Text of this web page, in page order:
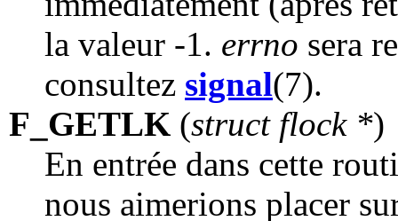
la valeur -1. errno sera
consultez signal(7).
F_GETLK (struct flock *)
En entrée dans cette
nous aimerions placer